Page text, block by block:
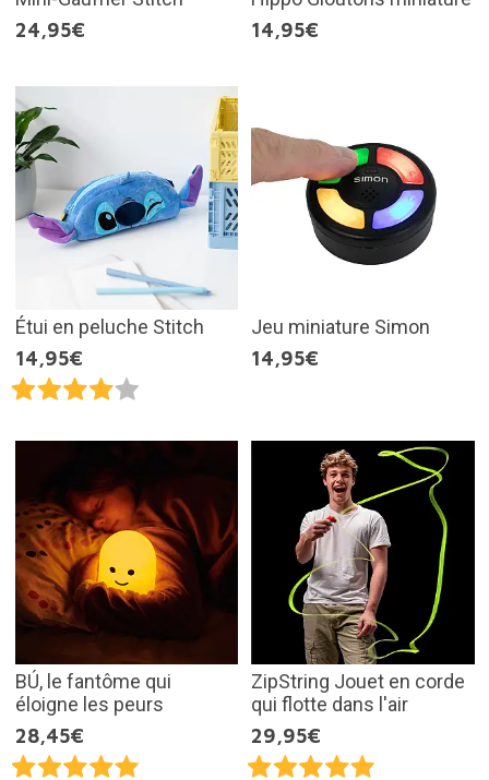
24,95€
14,95€
Étui en peluche Stitch
14,95€
Jeu miniature Simon
14,95€
BÚ, le fantôme qui
éloigne les peurs
28,45€
ZipString Jouet en corde
qui flotte dans l'air
29,95€